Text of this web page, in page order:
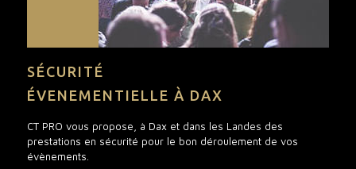
SÉCURITÉ
ÉVENEMENTIELLE À DAX
CT PRO vous propose, à Dax et dans les Landes des
prestations en sécurité pour le bon déroulement de vos
évènements.